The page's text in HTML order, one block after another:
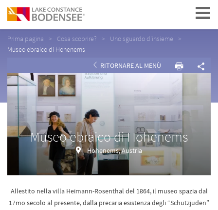
Navigation
Prima pagina Cosa scoprire?
Uno sguardo d'insieme
Museo ebraico di Hohenems
RITORNARE AL MENÙ
Museo ebraico di Hohenems
Hohenems, Austria
Allestito nella villa Heimann-Rosenthal del 1864, il museo spazia dal
17mo secolo al presente, dalla precaria esistenza degli “Schutzjuden”